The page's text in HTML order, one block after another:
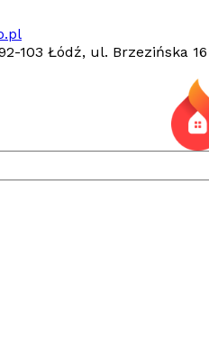
103 Łódź, ul. Brzezińska 16